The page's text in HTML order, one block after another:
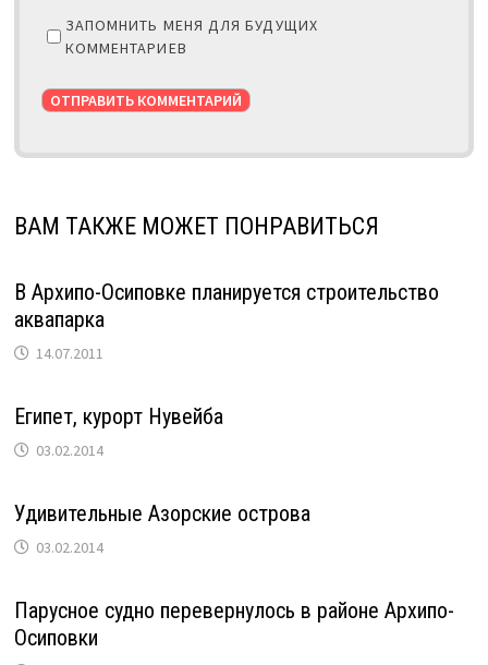
ЗАПОМНИТЬ МЕНЯ ДЛЯ БУДУЩИХ
КОММЕНТАРИЕВ
ВАМ ТАКЖЕ МОЖЕТ ПОНРАВИТЬСЯ
В Архипо-Осиповке планируется строительство
аквапарка
14.07.2011
Египет, курорт Нувейба
03.02.2014
Удивительные Азорские острова
03.02.2014
Парусное судно перевернулось в районе Архипо-
Осиповки